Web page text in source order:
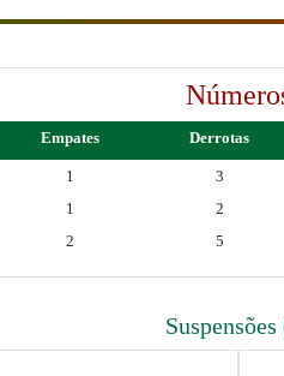
Empates Derrotas
1 3
1 2
2 5